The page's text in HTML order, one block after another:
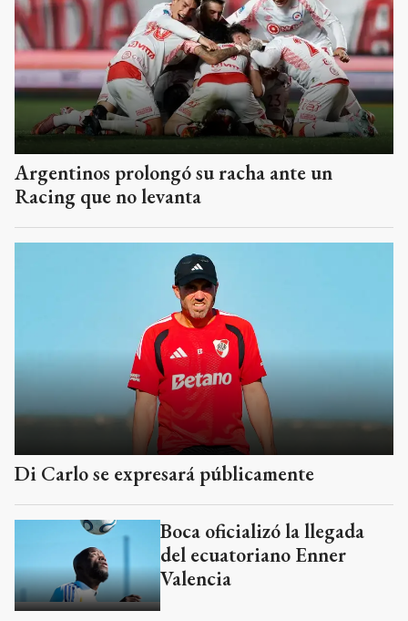
Argentinos prolongó su racha ante un
Racing que no levanta
Di Carlo se expresará públicamente
Boca oficializó la llegada
del ecuatoriano Enner
Valencia